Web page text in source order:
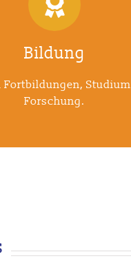
Bildung
Fortbildungen,
Forschung.